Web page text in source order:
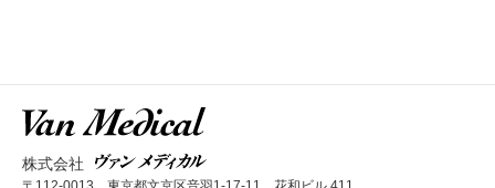
株式会社